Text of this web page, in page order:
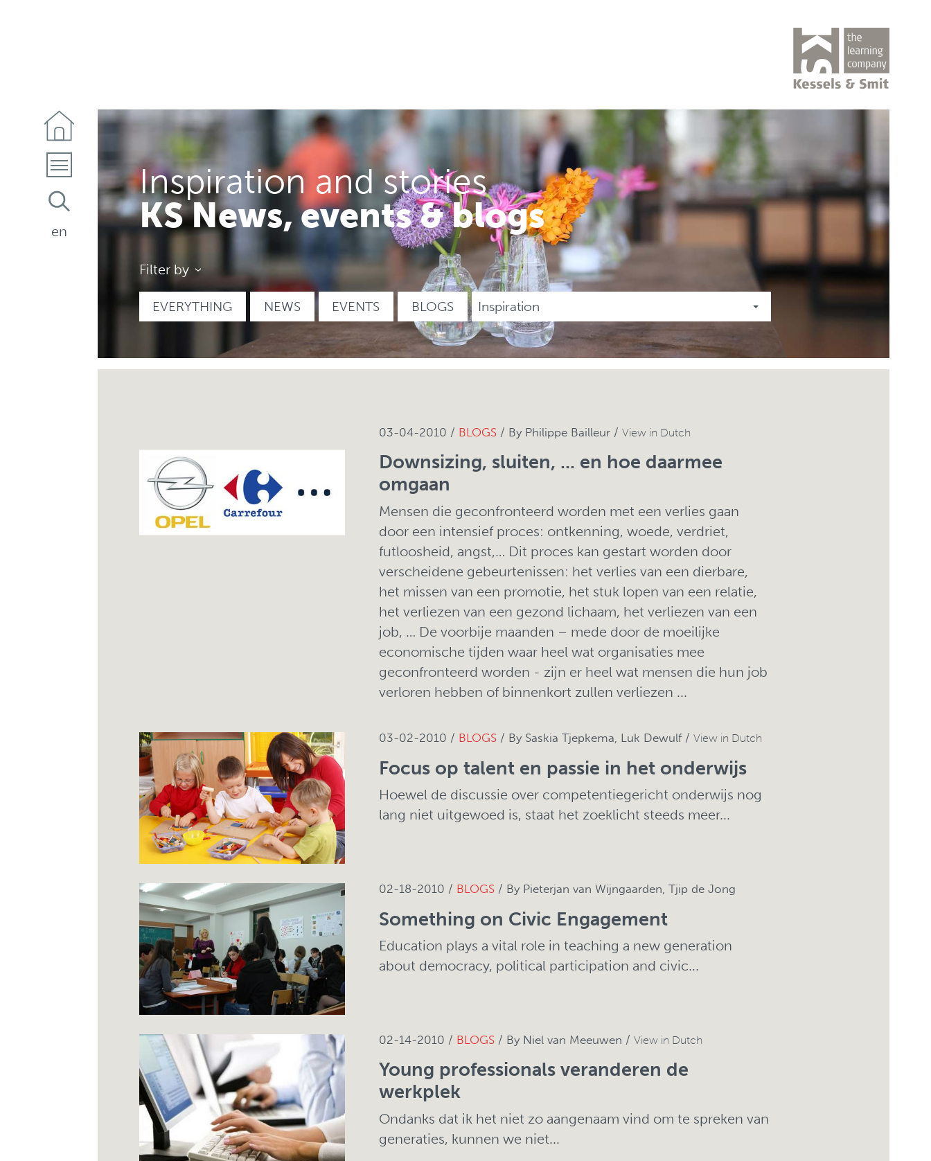
Inspiration and stories
KS News, events & blogs
Filter by
EVERYTHING NEWS EVENTS BLOGS
03-04-2010 / BLOGS / By Philippe Bailleur / View in Dutch
Downsizing, sluiten, ... en hoe daarmee
omgaan
Mensen die geconfronteerd worden met een verlies gaan
door een intensief proces: ontkenning, woede, verdriet,
futloosheid, angst,… Dit proces kan gestart worden door
verscheidene gebeurtenissen: het verlies van een dierbare,
het missen van een promotie, het stuk lopen van een relatie,
het verliezen van een gezond lichaam, het verliezen van een
job, … De voorbije maanden – mede door de moeilijke
economische tijden waar heel wat organisaties mee
geconfronteerd worden - zijn er heel wat mensen die hun job
verloren hebben of binnenkort zullen verliezen ...
03-02-2010 / BLOGS / By Saskia Tjepkema, Luk Dewulf / View in Dutch
Focus op talent en passie in het onderwijs
Hoewel de discussie over competentiegericht onderwijs nog
lang niet uitgewoed is, staat het zoeklicht steeds meer...
02-18-2010 / BLOGS / By Pieterjan van Wijngaarden, Tjip de Jong
Something on Civic Engagement
Education plays a vital role in teaching a new generation
about democracy, political participation and civic...
02-14-2010 / BLOGS / By Niel van Meeuwen / View in Dutch
Young professionals veranderen de
werkplek
Ondanks dat ik het niet zo aangenaam vind om te spreken van
generaties, kunnen we niet...
en